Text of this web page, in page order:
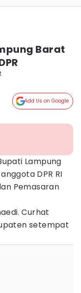
Barat
Add Us on Google
Lampung
DPR RI
Pemasaran
Curhat
setempat